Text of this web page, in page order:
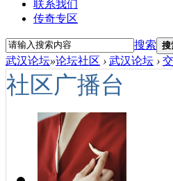
联系我们
传奇专区
搜索 搜
武汉论坛»论坛社区 › 武汉论坛 ›
社区广播台